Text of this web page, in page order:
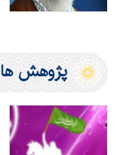
پژوهش ها